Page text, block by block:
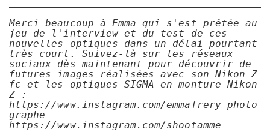
Merci beaucoup à Emma qui s'est prêtée au
jeu de l'interview et du test de ces
nouvelles optiques dans un délai pourtant
très court. Suivez-là sur les réseaux
sociaux dès maintenant pour découvrir de
futures images réalisées avec son Nikon Z
fc et les optiques SIGMA en monture Nikon
Z :
https://www.instagram.com/emmafrery_photo
graphe
https://www.instagram.com/shootamme